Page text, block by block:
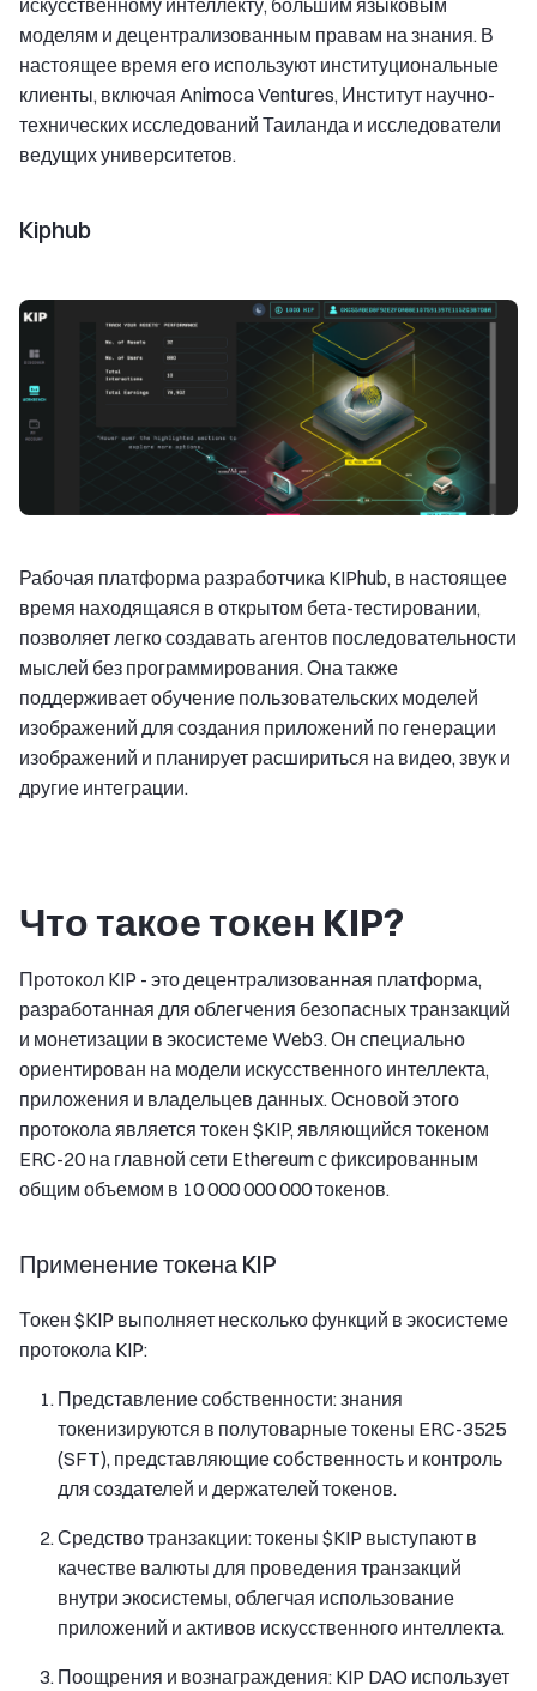
моделям и децентрализованным правам на знания. В
настоящее время его используют институциональные
клиенты, включая Animoca Ventures, Институт научно-
технических исследований Таиланда и исследователи
ведущих университетов.
Kiphub
Рабочая платформа разработчика KIPhub, в настоящее
время находящаяся в открытом бета-тестировании,
позволяет легко создавать агентов последовательности
мыслей без программирования. Она также
поддерживает обучение пользовательских моделей
изображений для создания приложений по генерации
изображений и планирует расшириться на видео, звук и
другие интеграции.
Что такое токен KIP?
Протокол KIP - это децентрализованная платформа,
разработанная для облегчения безопасных транзакций
и монетизации в экосистеме Web3. Он специально
ориентирован на модели искусственного интеллекта,
приложения и владельцев данных. Основой этого
протокола является токен $KIP, являющийся токеном
ERC-20 на главной сети Ethereum с фиксированным
общим объемом в 10 000 000 000 токенов.
Применение токена KIP
Токен $KIP выполняет несколько функций в экосистеме
протокола KIP:
Представление собственности: знания
токенизируются в полутоварные токены ERC-3525
(SFT), представляющие собственность и контроль
для создателей и держателей токенов.
Средство транзакции: токены $KIP выступают в
качестве валюты для проведения транзакций
внутри экосистемы, облегчая использование
приложений и активов искусственного интеллекта.
Поощрения и вознаграждения: KIP DAO использует